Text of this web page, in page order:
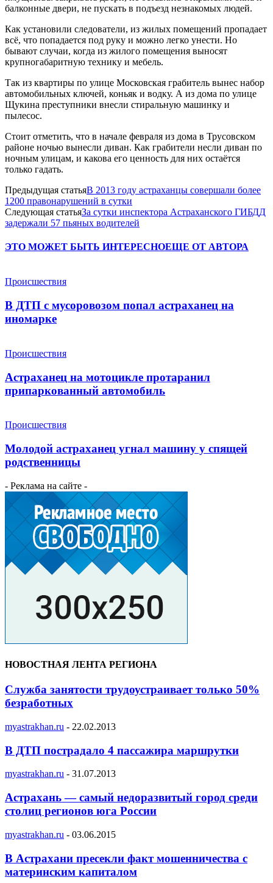
балконные двери, не пускать в подъезд незнакомых людей.
Как установили следователи, из жилых помещений пропадает
всё, что попадается под руку и можно легко унести. Но
бывают случаи, когда из жилого помещения выносят
крупногабаритную технику и мебель.
Так из квартиры по улице Московская грабитель вынес набор
автомобильных ключей, коньяк и водку. А из дома по улице
Щукина преступники внесли стиральную машинку и
пылесос.
Стоит отметить, что в начале февраля из дома в Трусовском
районе ночью вынесли диван. Как грабители несли диван по
ночным улицам, и какова его ценность для них остаётся
только гадать.
Предыдущая статьяВ 2013 году астраханцы совершали более
1200 правонарушений в сутки
Следующая статьяЗа сутки инспектора Астраханского ГИБДД
задержали 57 пьяных водителей
ЭТО МОЖЕТ БЫТЬ ИНТЕРЕСНОЕЩЕ ОТ АВТОРА
Происшествия
В ДТП с мусоровозом попал астраханец на
иномарке
Происшествия
Астраханец на мотоцикле протаранил
припаркованный автомобиль
Происшествия
Молодой астраханец угнал машину у спящей
родственницы
- Реклама на сайте -
НОВОСТНАЯ ЛЕНТА РЕГИОНА
Служба занятости трудоустраивает только 50%
безработных
myastrakhan.ru - 22.02.2013
В ДТП пострадало 4 пассажира маршрутки
myastrakhan.ru - 31.07.2013
Астрахань — самый недоразвитый город среди
столиц регионов юга России
myastrakhan.ru - 03.06.2015
В Астрахани пресекли факт мошенничества с
материнским капиталом